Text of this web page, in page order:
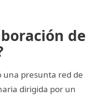
de
presunta red de
dirigida por un